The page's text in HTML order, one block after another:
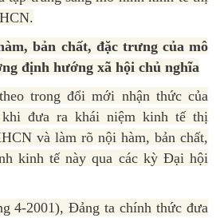
bản chất, đặc trưng của mô
định hướng xã hội chủ nghĩa
trong đổi mới nhận thức của
đưa ra khái niệm kinh tế thị
và làm rõ nội hàm, bản chất,
kinh tế này qua các kỳ Đại hội
4-2001), Đảng ta chính thức đưa